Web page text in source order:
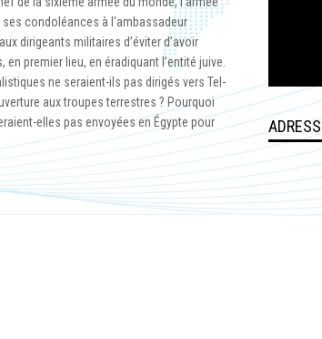
condoléances à l'ambassadeur
dirigeants militaires d’éviter d’avoir
premier lieu, en éradiquant l’entité juive.
ne seraient-ils pas dirigés vers Tel-
aux troupes terrestres ? Pourquoi
elles pas envoyées en Égypte pour